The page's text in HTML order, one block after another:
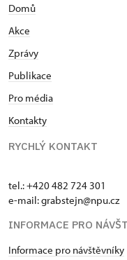
Domů
Akce
Zprávy
Publikace
Pro média
Kontakty
RYCHLÝ KONTAKT
tel.: +420 482 724 301
e-mail: grabstejn@npu.cz
INFORMACE PRO
Informace pro návštěvníky